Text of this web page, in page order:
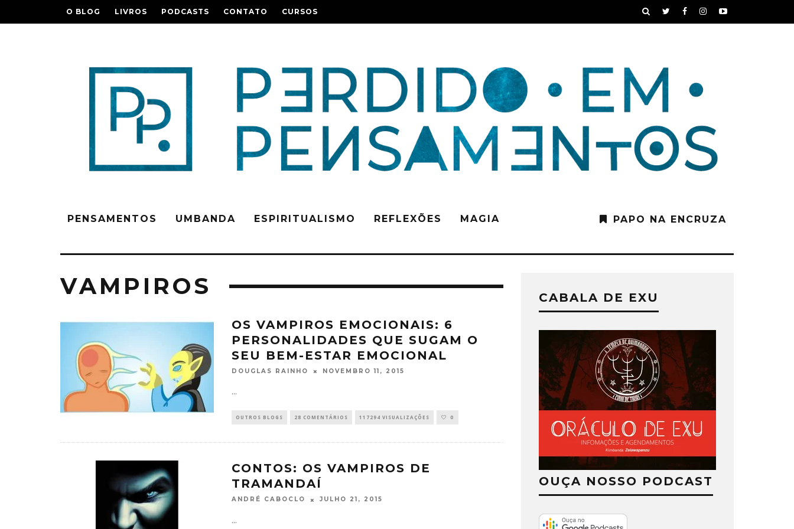
O BLOG LIVROS PODCASTS CONTATO CURSOS
PENSAMENTOS UMBANDA ESPIRITUALISMO REFLEXÕES MAGIA PAPO NA ENCRUZA
VAMPIROS
OS VAMPIROS EMOCIONAIS: 6
PERSONALIDADES QUE SUGAM O
SEU BEM-ESTAR EMOCIONAL
DOUGLAS RAINHO NOVEMBRO 11, 2015
...
OUTROS BLOGS 28 COMENTÁRIOS 117294 VISUALIZAÇÕES 0
CONTOS: OS VAMPIROS DE
TRAMANDAÍ
ANDRÉ CABOCLO JULHO 21, 2015
...
CABALA DE EXU
OUÇA NOSSO PODCAST